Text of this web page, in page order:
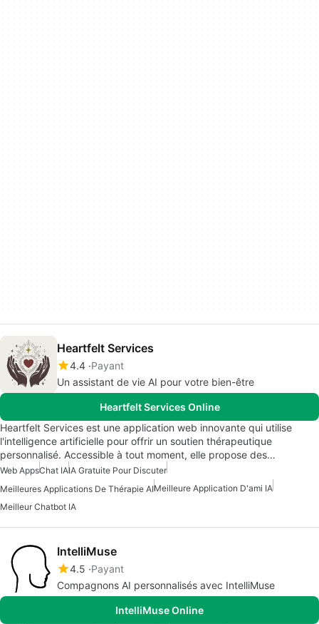
Heartfelt Services
4.4 Payant
Un assistant de vie AI pour votre bien-être
Heartfelt Services Online
Heartfelt Services est une application web innovante qui utilise
l'intelligence artificielle pour offrir un soutien thérapeutique
personnalisé. Accessible à tout moment, elle propose des…
Web AppsChat IAIA Gratuite Pour Discuter
Meilleures Applications De Thérapie AIMeilleure Application D'ami IA
Meilleur Chatbot IA
IntelliMuse
4.5 Payant
Compagnons AI personnalisés avec IntelliMuse
IntelliMuse Online